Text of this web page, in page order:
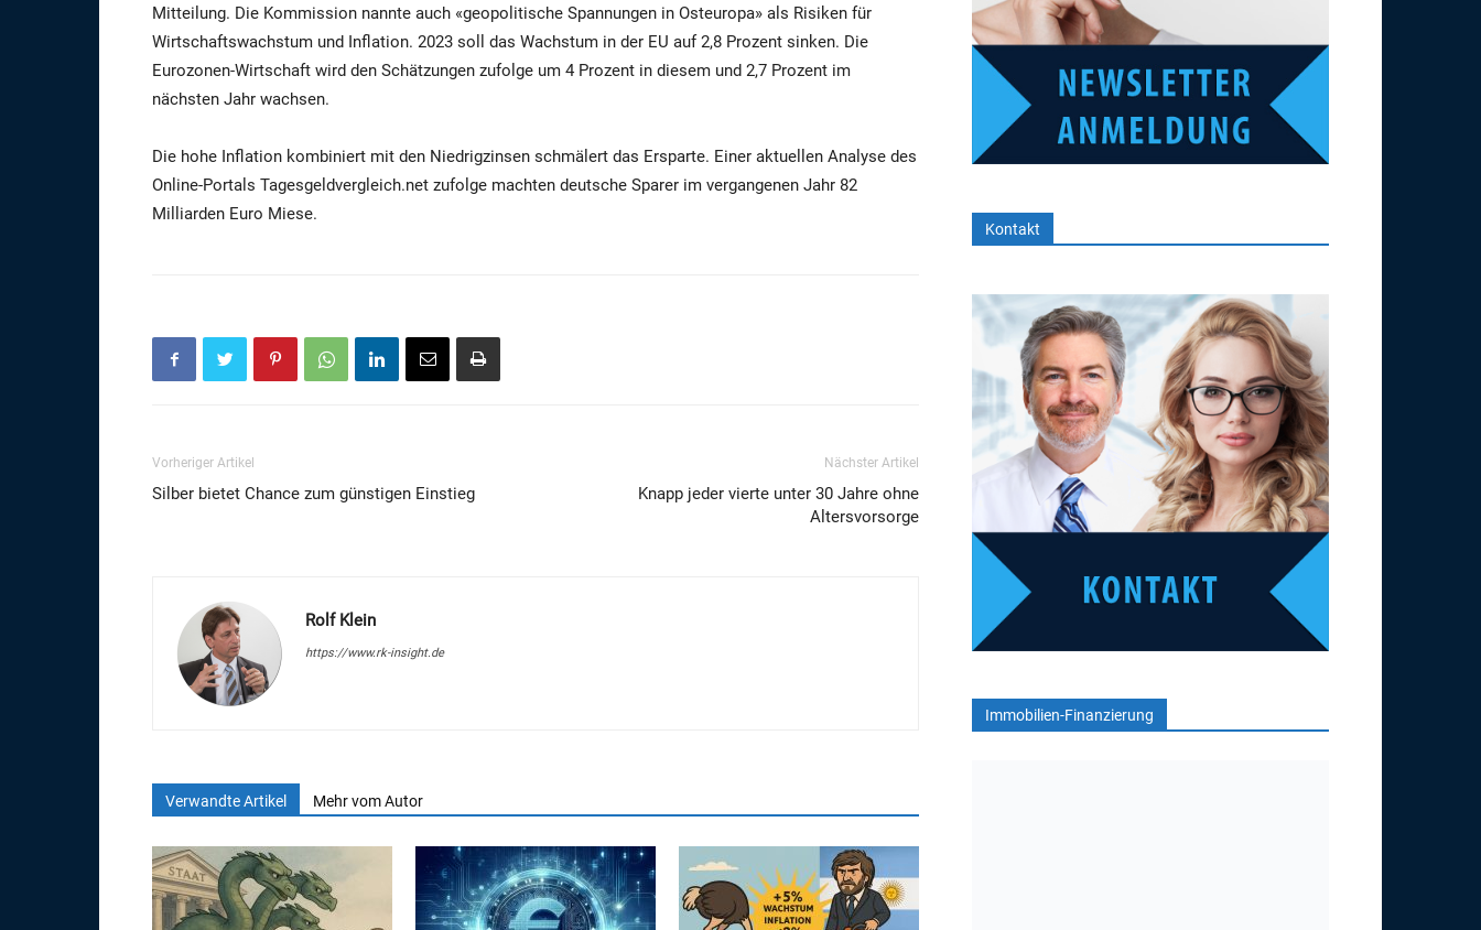
Mitteilung. Die Kommission nannte auch «geopolitische Spannungen in Osteuropa» als Risiken für
Wirtschaftswachstum und Inflation. 2023 soll das Wachstum in der EU auf 2,8 Prozent sinken. Die
Eurozonen-Wirtschaft wird den Schätzungen zufolge um 4 Prozent in diesem und 2,7 Prozent im
nächsten Jahr wachsen.
Die hohe Inflation kombiniert mit den Niedrigzinsen schmälert das Ersparte. Einer aktuellen Analyse des
Online-Portals Tagesgeldvergleich.net zufolge machten deutsche Sparer im vergangenen Jahr 82
Milliarden Euro Miese.
Vorheriger Artikel
Silber bietet Chance zum günstigen Einstieg
Nächster Artikel
Knapp jeder vierte unter 30 Jahre ohne
Altersvorsorge
Rolf Klein
https://www.rk-insight.de
Verwandte Artikel Mehr vom Autor
Kontakt
Immobilien-Finanzierung